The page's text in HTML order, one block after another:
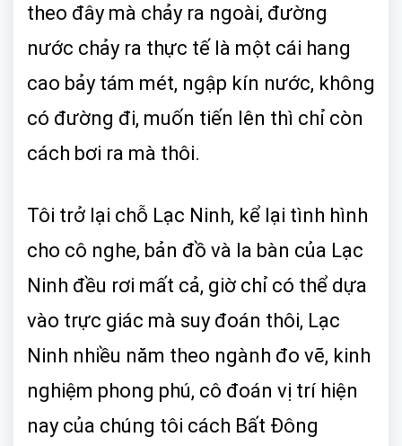
theo đây mà chảy ra ngoài, đường
nước chảy ra thực tế là một cái hang
cao bảy tám mét, ngập kín nước, không
có đường đi, muốn tiến lên thì chỉ còn
cách bơi ra mà thôi.
Tôi trở lại chỗ Lạc Ninh, kể lại tình hình
cho cô nghe, bản đồ và la bàn của Lạc
Ninh đều rơi mất cả, giờ chỉ có thể dựa
vào trực giác mà suy đoán thôi, Lạc
Ninh nhiều năm theo ngành đo vẽ, kinh
nghiệm phong phú, cô đoán vị trí hiện
nay của chúng tôi cách Bất Đông